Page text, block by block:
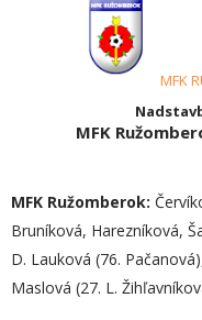
MFK
MFK
MFK Ružomberok:
Bruníková, Harezníková,
D. Lauková (76.
Maslová (27. L.